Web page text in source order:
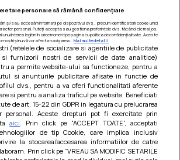
vinete cu arpagic rosu
preparat!
tale personale să rămână confidențiale
și/sau accesăm informații pe dispozitivul dvs., precum identificatorii cookie unici
personal. Puteți accepta sau gestiona preferințele dvs. făcând clic mai jos,
unui interes legitim în orice moment pe pagina cu politica de confidențialitate. Aceste
noștri și nu vă vor afecta navigarea.
Mai multe detalii
(retelele de socializare si agentiile de publicitate
si furnizorii nostri de servicii de date analitice)
a permite website-ului sa functioneze, pentru a
si anunturile publicitare afisate in functie de
dvs., pentru a va oferi functionalitati aferente
si pentru a analiza traficul pe website. Beneficiati
de art. 15-22 din GDPR in legatura cu prelucrarea
personal. Aceste drepturi pot fi exercitate prin
aici . Prin click pe “ACCEPT TOATE”, acceptati
de tip Cookie, care implica inclusiv
la stocarea/accesarea informatiilor de catre
Prin click pe “VREAU SA MODIFIC SETARILE